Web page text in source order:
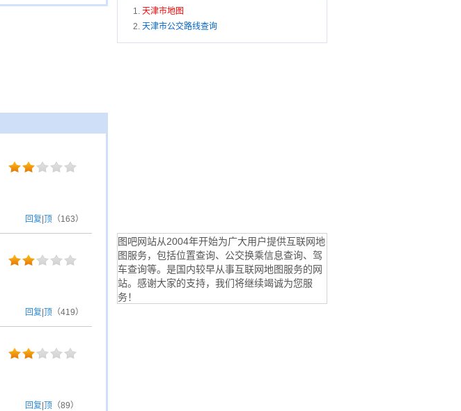
回复 顶 （163）
回复 顶 （419）
回复 顶 （89）
天津市地图
天津市公交路线查询
图吧网站从2004年开始为广大用户提供互联网地
图服务，包括位置查询、公交换乘信息查询、驾
车查询等。是国内较早从事互联网地图服务的网
站。感谢大家的支持，我们将继续竭诚为您服
务！